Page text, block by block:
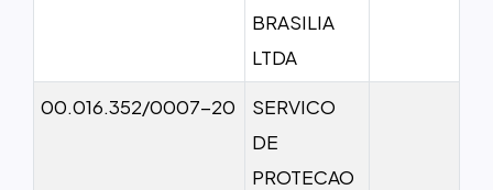
BRASILIA
LTDA
00.016.352/0007-20
SERVICO
DE
PROTECAO